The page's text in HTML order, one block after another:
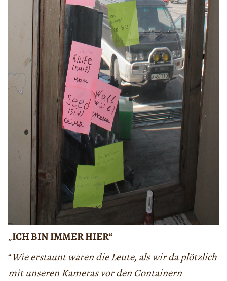
„ICH BIN IMMER HIER“
“Wie erstaunt waren die Leute, als wir da plötzlich
mit unseren Kameras vor den Containern